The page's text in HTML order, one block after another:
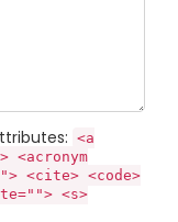
<a
<cite> <code>
<s>